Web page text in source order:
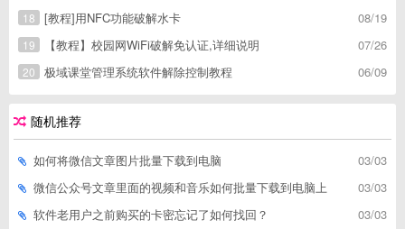
08/19
18
[教程]用NFC功能破解水卡
07/26
19
【教程】校园网WiFi破解免认证,详细说明
06/09
20 极域课堂管理系统软件解除控制教程
随机推荐
03/03
如何将微信文章图片批量下载到电脑
03/03
微信公众号文章里面的视频和音乐如何批量下载到电脑上
03/03
软件老用户之前购买的卡密忘记了如何找回？